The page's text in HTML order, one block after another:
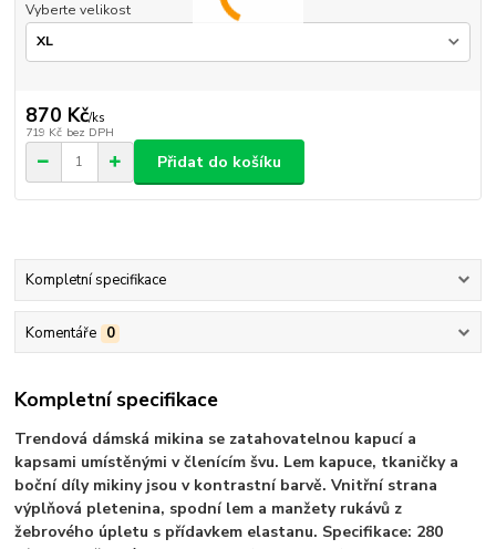
Vyberte velikost
870 Kč/ks
719 Kč bez DPH
Přidat do košíku
Kompletní specifikace
Komentáře 0
Kompletní specifikace
Trendová dámská mikina se zatahovatelnou kapucí a
kapsami umístěnými v členícím švu. Lem kapuce, tkaničky a
boční díly mikiny jsou v kontrastní barvě. Vnitřní strana
výplňová pletenina, spodní lem a manžety rukávů z
žebrového úpletu s přídavkem elastanu. Specifikace: 280